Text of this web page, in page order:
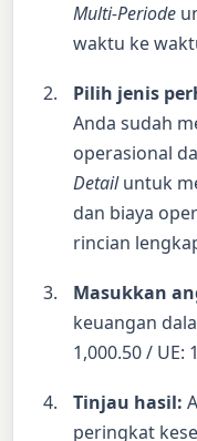
Multi-Periode
waktu ke
Pilih jenis
Anda sudah
operasional
Detailuntuk
dan biaya
rincian
Masukkan
keuangan
1,000.50 / UE:
Tinjau hasil:
peringkat